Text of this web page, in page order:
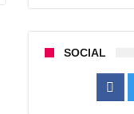
SOCIAL